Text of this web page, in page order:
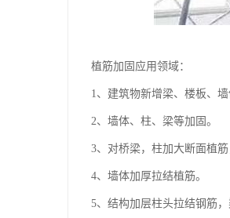
植筋加固应用领域：
1、建筑物新增梁、楼板、墙
2、墙体、柱、梁等加固。
3、对桥梁，柱加大断面植
4、墙体加厚拉结植筋。
5、结构加层柱头拉结钢筋